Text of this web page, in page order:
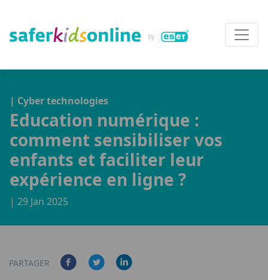
| Cyber technologies
Education numérique :
comment sensibiliser vos
enfants et faciliter leur
expérience en ligne ?
| 29 Jan 2025
PARTAGER